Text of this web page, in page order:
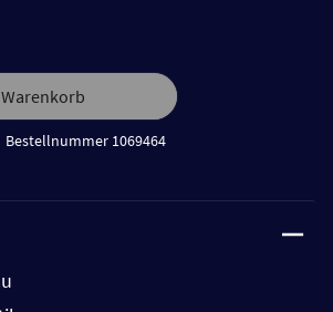
Bestellnummer 1069464